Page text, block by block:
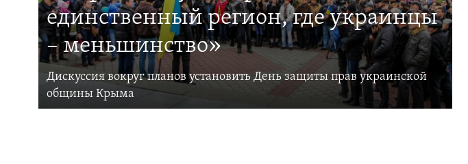
единственный регион, где украинцы
– меньшинство»
Дискуссия вокруг планов установить День защиты прав украинской
общины Крыма